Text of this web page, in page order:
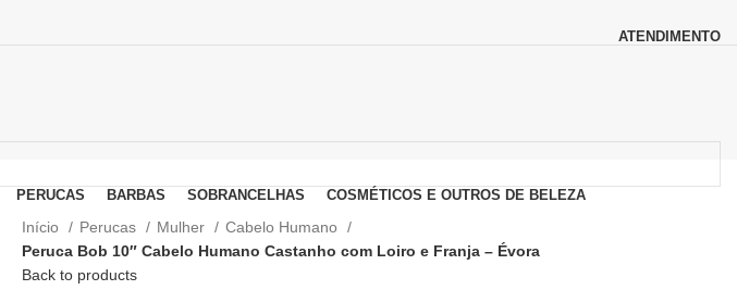
ATENDIMENTO
PERUCAS BARBAS SOBRANCELHAS
COSMÉTICOS E OUTROS DE BELEZA
Início Perucas Mulher
Cabelo Humano
Peruca Bob 10″ Cabelo Humano Castanho com Loiro e Franja – Évora
Back to products